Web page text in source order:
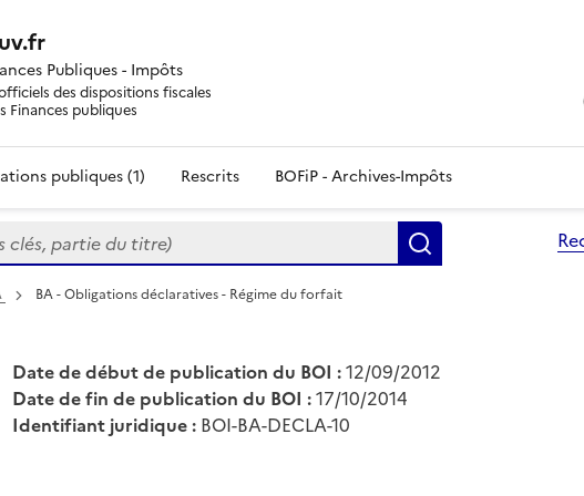
Publiques - Impôts
des dispositions fiscales
Finances publiques
publiques (1) Rescrits BOFiP - Archives-Impôts
partie du titre)
BA - Obligations déclaratives - Régime du forfait
Date de début de publication du BOI :12/09/2012
Date de fin de publication du BOI :17/10/2014
Identifiant juridique : BOI-BA-DECLA-10